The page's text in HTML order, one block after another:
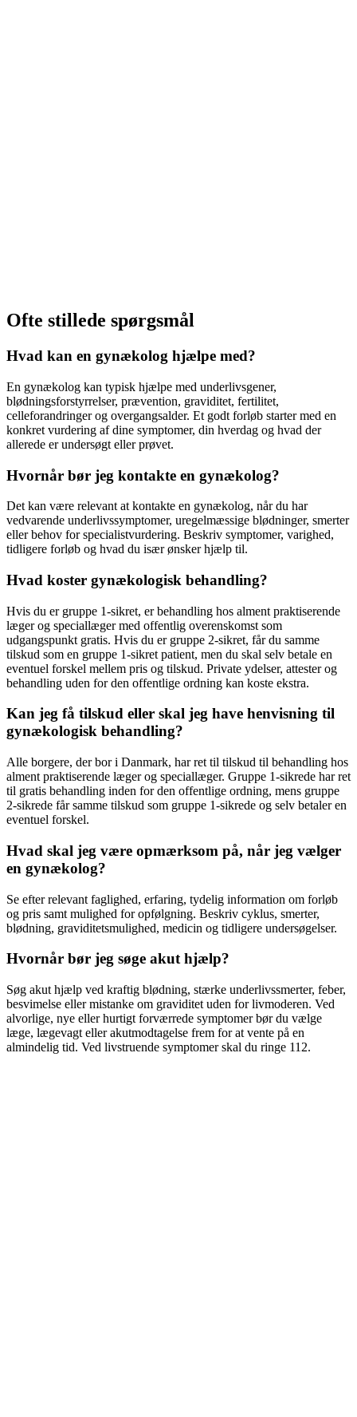
Ofte stillede spørgsmål
Hvad kan en gynækolog hjælpe med?
En gynækolog kan typisk hjælpe med underlivsgener,
blødningsforstyrrelser, prævention, graviditet, fertilitet,
celleforandringer og overgangsalder. Et godt forløb starter med en
konkret vurdering af dine symptomer, din hverdag og hvad der
allerede er undersøgt eller prøvet.
Hvornår bør jeg kontakte en gynækolog?
Det kan være relevant at kontakte en gynækolog, når du har
vedvarende underlivssymptomer, uregelmæssige blødninger, smerter
eller behov for specialistvurdering. Beskriv symptomer, varighed,
tidligere forløb og hvad du især ønsker hjælp til.
Hvad koster gynækologisk behandling?
Hvis du er gruppe 1-sikret, er behandling hos alment praktiserende
læger og speciallæger med offentlig overenskomst som
udgangspunkt gratis. Hvis du er gruppe 2-sikret, får du samme
tilskud som en gruppe 1-sikret patient, men du skal selv betale en
eventuel forskel mellem pris og tilskud. Private ydelser, attester og
behandling uden for den offentlige ordning kan koste ekstra.
Kan jeg få tilskud eller skal jeg have henvisning til
gynækologisk behandling?
Alle borgere, der bor i Danmark, har ret til tilskud til behandling hos
alment praktiserende læger og speciallæger. Gruppe 1-sikrede har ret
til gratis behandling inden for den offentlige ordning, mens gruppe
2-sikrede får samme tilskud som gruppe 1-sikrede og selv betaler en
eventuel forskel.
Hvad skal jeg være opmærksom på, når jeg vælger
en gynækolog?
Se efter relevant faglighed, erfaring, tydelig information om forløb
og pris samt mulighed for opfølgning. Beskriv cyklus, smerter,
blødning, graviditetsmulighed, medicin og tidligere undersøgelser.
Hvornår bør jeg søge akut hjælp?
Søg akut hjælp ved kraftig blødning, stærke underlivssmerter, feber,
besvimelse eller mistanke om graviditet uden for livmoderen. Ved
alvorlige, nye eller hurtigt forværrede symptomer bør du vælge
læge, lægevagt eller akutmodtagelse frem for at vente på en
almindelig tid. Ved livstruende symptomer skal du ringe 112.